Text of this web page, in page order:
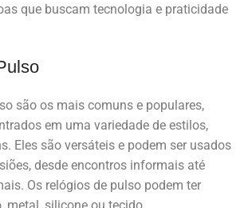
que buscam tecnologia e praticidade
são os mais comuns e populares,
em uma variedade de estilos,
Eles são versáteis e podem ser usados
desde encontros informais até
Os relógios de pulso podem ter
metal, silicone ou tecido.